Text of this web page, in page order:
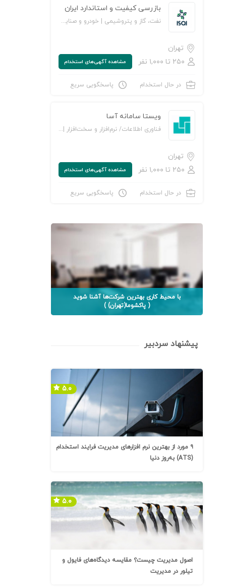
بازرسی کیفیت و استاندارد ایران
نفت، گاز و پتروشیمی | خودرو و صنایع وابسته | خدمات سازمانی/ مشاوره مدیریت | خدمات مهندسی و تخصصی | آموزش و پژوهش
تهران
۲۵۰ تا ۱,۰۰۰ نفر
مشاهده‌ آگهی‌های استخدام
در حال استخدام پاسخگویی سریع
ویستا سامانه آسا
فناوری اطلاعات/ نرم‌افزار و سخت‌افزار | بورس و بازار سرمایه
تهران
۲۵۰ تا ۱,۰۰۰ نفر
مشاهده‌ آگهی‌های استخدام
در حال استخدام پاسخگویی سریع
با محیط کاری بهترین شرکت‌ها آشنا شوید
( پاکشوما(تهران) )
پیشنهاد سردبیر
۹ مورد از بهترین نرم افزارهای مدیریت فرایند استخدام
(ATS) به‌روز دنیا
۵.۰
اصول مدیریت چیست؟ مقایسه دیدگاه‌های فایول و
تیلور در مدیریت
۵.۰